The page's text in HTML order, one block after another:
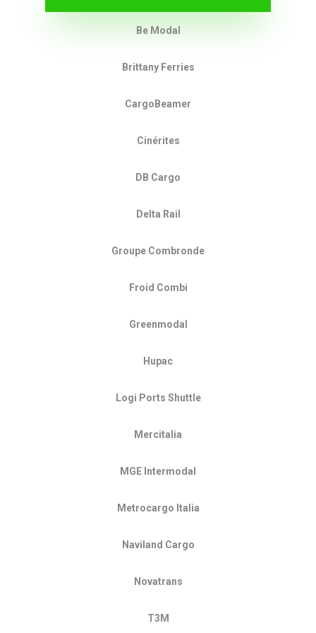
Be Modal
Brittany Ferries
CargoBeamer
Cinérites
DB Cargo
Delta Rail
Groupe Combronde
Froid Combi
Greenmodal
Hupac
Logi Ports Shuttle
Mercitalia
MGE Intermodal
Metrocargo Italia
Naviland Cargo
Novatrans
T3M